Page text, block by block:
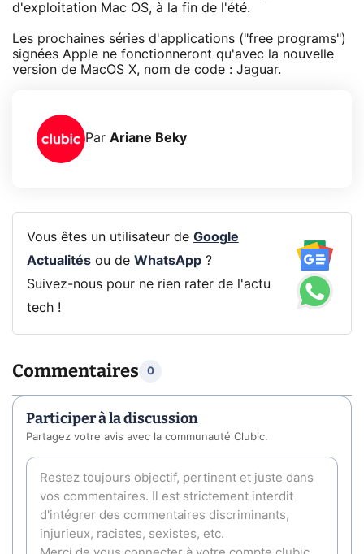
d'exploitation Mac OS, à la fin de l'été.
Les prochaines séries d'applications ("free programs")
signées Apple ne fonctionneront qu'avec la nouvelle
version de MacOS X, nom de code : Jaguar.
Par Ariane Beky
Vous êtes un utilisateur de Google
Actualitésou de WhatsApp?
Suivez-nous pour ne rien rater de l'actu
tech !
Commentaires 0
Participer à la discussion
Partagez votre avis avec la communauté Clubic.